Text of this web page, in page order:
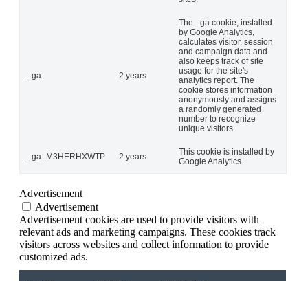
_ga 2 years
The _ga cookie, installed
by Google Analytics,
calculates visitor, session
and campaign data and
also keeps track of site
usage for the site's
analytics report. The
cookie stores information
anonymously and assigns
a randomly generated
number to recognize
unique visitors.
_ga_M3HERHXWTP 2 years
This cookie is installed by
Google Analytics.
Advertisement
Advertisement
Advertisement cookies are used to provide visitors with
relevant ads and marketing campaigns. These cookies track
visitors across websites and collect information to provide
customized ads.